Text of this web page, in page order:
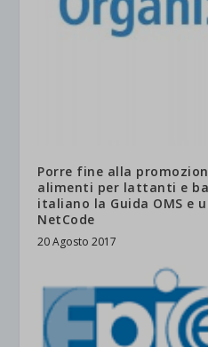
Porre fine alla
alimenti per lattanti e
italiano la Guida OMS e
NetCode
20 Agosto 2017